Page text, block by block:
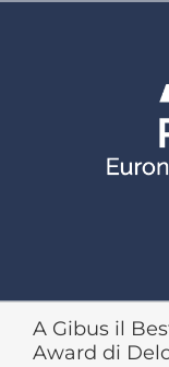
A Gibus il
Award di